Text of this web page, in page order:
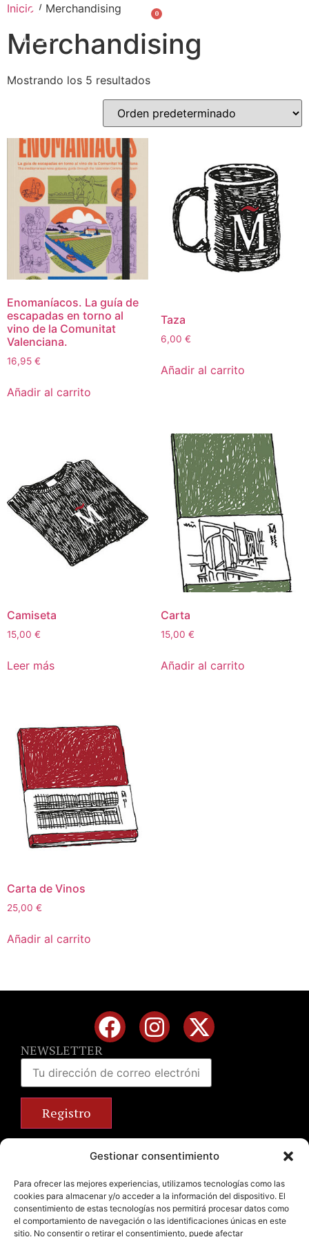
Gestionar consentimiento
Para ofrecer las mejores experiencias, utilizamos tecnologías como las
cookies para almacenar y/o acceder a la información del dispositivo. El
consentimiento de estas tecnologías nos permitirá procesar datos como
el comportamiento de navegación o las identificaciones únicas en este
sitio. No consentir o retirar el consentimiento, puede afectar
0
Inicio / Merchandising
Merchandising
Mostrando los 5 resultados
Enomaníacos. La guía de
escapadas en torno al
vino de la Comunitat
Valenciana.
16,95 €
Añadir al carrito
Taza
6,00 €
Añadir al carrito
Camiseta
15,00 €
Leer más
Carta
15,00 €
Añadir al carrito
Carta de Vinos
25,00 €
Añadir al carrito
NEWSLETTER
+34 963 672 314
info@emilianobodega.com
Parking gratuito